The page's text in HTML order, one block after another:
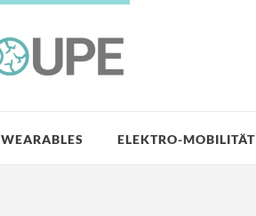
WEARABLES ELEKTRO-MOBILITÄT